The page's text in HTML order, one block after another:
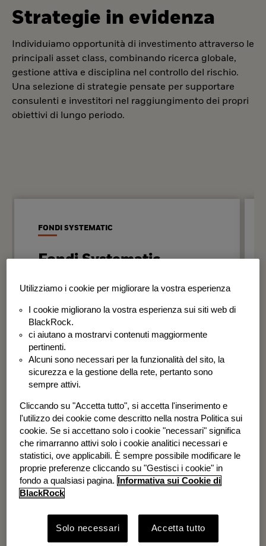
Strategie in evidenza
Individuiamo opportunità di investimento attraverso le
principali asset class, combinando ricerca globale,
gestione attiva e disciplina nel controllo del rischio.
Una selezione di strategie pensate per supportare
consulenti e investitori nel raggiungimento dei propri
obiettivi di lungo periodo.
FONDI SYSTEMATIC
Fondi Systematic
Strategie quantitative basate sui dati
disciplinato e coerente nel tempo.
BSF Systematic World Equity Fund
BGF Systematic Global Equity High
Income Fund
Utilizziamo i cookie per migliorare la vostra esperienza
I cookie migliorano la vostra esperienza sui siti web di
BlackRock.
ci aiutano a mostrarvi contenuti maggiormente
pertinenti.
Alcuni sono necessari per la funzionalità del sito, la
sicurezza e la gestione della rete, pertanto sono
sempre attivi.
Cliccando su "Accetta tutto", si accetta l'inserimento e
l'utilizzo dei cookie come descritto nella nostra Politica sui
cookie. Se si accettano solo i cookie "necessari" significa
che rimarranno attivi solo i cookie analitici necessari e
statistici, ove applicabili. È sempre possibile modificare le
proprie preferenze cliccando su "Gestisci i cookie" in
fondo a qualsiasi pagina.
Informativa sui Cookie di
BlackRock
Solo necessari Accetta tutto